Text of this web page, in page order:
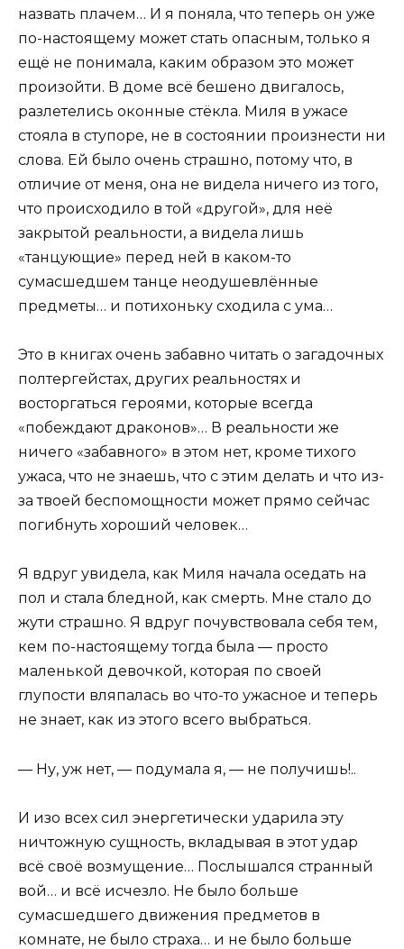
назвать плачем… И я поняла, что теперь он уже
по-настоящему может стать опасным, только я
ещё не понимала, каким образом это может
произойти. В доме всё бешено двигалось,
разлетелись оконные стёкла. Миля в ужасе
стояла в ступоре, не в состоянии произнести ни
слова. Ей было очень страшно, потому что, в
отличие от меня, она не видела ничего из того,
что происходило в той «другой», для неё
закрытой реальности, а видела лишь
«танцующие» перед ней в каком-то
сумасшедшем танце неодушевлённые
предметы… и потихоньку сходила с ума…
Это в книгах очень забавно читать о загадочных
полтергейстах, других реальностях и
восторгаться героями, которые всегда
«побеждают драконов»… В реальности же
ничего «забавного» в этом нет, кроме тихого
ужаса, что не знаешь, что с этим делать и что из-
за твоей беспомощности может прямо сейчас
погибнуть хороший человек…
Я вдруг увидела, как Миля начала оседать на
пол и стала бледной, как смерть. Мне стало до
жути страшно. Я вдруг почувствовала себя тем,
кем по-настоящему тогда была — просто
маленькой девочкой, которая по своей
глупости вляпалась во что-то ужасное и теперь
не знает, как из этого всего выбраться.
— Ну, уж нет, — подумала я, — не получишь!..
И изо всех сил энергетически ударила эту
ничтожную сущность, вкладывая в этот удар
всё своё возмущение… Послышался странный
вой… и всё исчезло. Не было больше
сумасшедшего движения предметов в
комнате, не было страха… и не было больше